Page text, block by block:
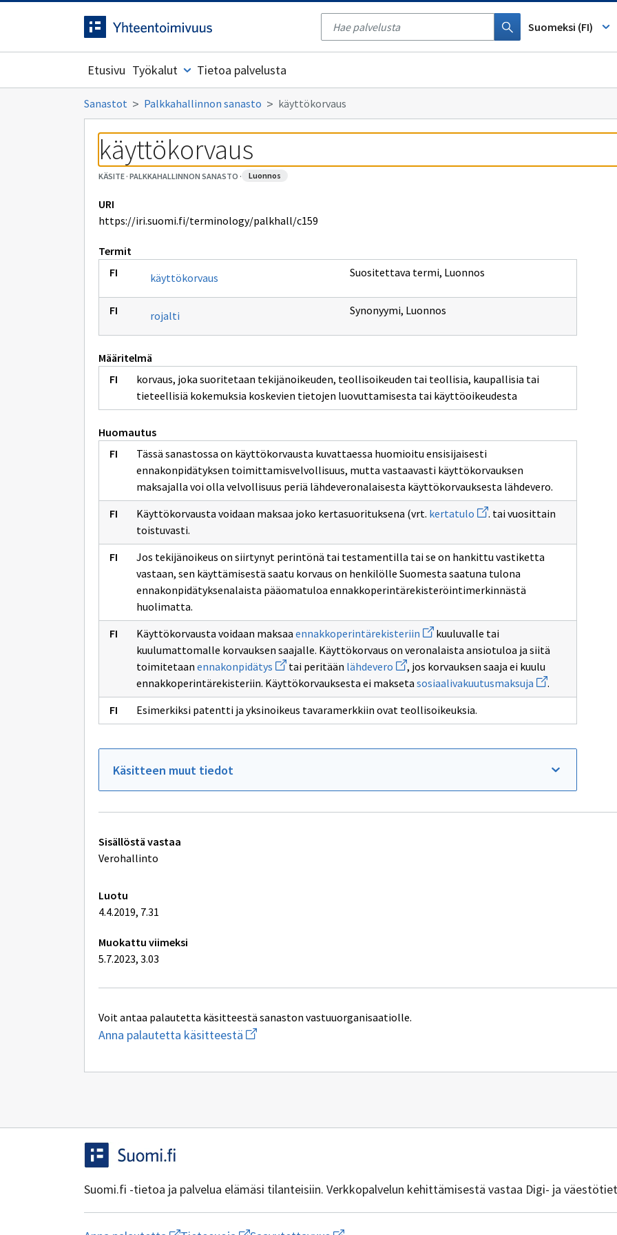
Siirrytty
Tyhjennä
haku
Suomeksi (FI)
Etusivu Työkalut Tietoa palvelusta
Sanastot Palkkahallinnon sanasto käyttökorvaus
käyttökorvaus
KÄSITE· PALKKAHALLINNON SANASTO · luonnos
URI
https://iri.suomi.fi/terminology/palkhall/c159
Termit
käyttökorvaus
Suositettava termi, Luonnos
rojalti Synonyymi, Luonnos
Määritelmä
korvaus, joka suoritetaan tekijänoikeuden, teollisoikeuden tai teollisia, kaupallisia tai
tieteellisiä kokemuksia koskevien tietojen luovuttamisesta tai käyttöoikeudesta
Huomautus
Tässä sanastossa on käyttökorvausta kuvattaessa huomioitu ensisijaisesti
ennakonpidätyksen toimittamisvelvollisuus, mutta vastaavasti käyttökorvauksen
maksajalla voi olla velvollisuus periä lähdeveronalaisesta käyttökorvauksesta lähdevero.
Käyttökorvausta voidaan maksaa joko kertasuorituksena (vrt. kertatulo Avaa
uuden
sivulle
kertatulo
. tai vuosittain
toistuvasti.
Jos tekijänoikeus on siirtynyt perintönä tai testamentilla tai se on hankittu vastiketta
vastaan, sen käyttämisestä saatu korvaus on henkilölle Suomesta saatuna tulona
ennakonpidätyksenalaista pääomatuloa ennakkoperintärekisteröintimerkinnästä
huolimatta.
Käyttökorvausta voidaan maksaa ennakkoperintärekisteriin Avaa
uuden
ikkunan
sivulle
ennakkoperintärekisteriin
kuuluvalle tai
kuulumattomalle korvauksen saajalle. Käyttökorvaus on veronalaista ansiotuloa ja siitä
toimitetaan ennakonpidätys Avaa
uuden
ikkunan
sivulle
ennakonpidätys
tai peritään lähdevero Avaa
uuden
ikkunan
sivulle
lähdevero
, jos korvauksen saaja ei kuulu
ennakkoperintärekisteriin. Käyttökorvauksesta ei makseta sosiaalivakuutusmaksuja Avaa
uuden
ikkunan
.
Esimerkiksi patentti ja yksinoikeus tavaramerkkiin ovat teollisoikeuksia.
Käsitteen muut tiedot
Tekniset
lisätiedot
Sisällöstä vastaa
Verohallinto
Luotu
4.4.2019, 7.31
Muokattu viimeksi
5.7.2023, 3.03
Voit antaa palautetta käsitteestä sanaston vastuuorganisaatiolle.
Anna palautetta käsitteestä Aloita
uuden
kirjoitus
Suomi.fi -tietoa ja palvelua elämäsi tilanteisiin. Verkkopalvelun kehittämisestä vastaa Digi- ja